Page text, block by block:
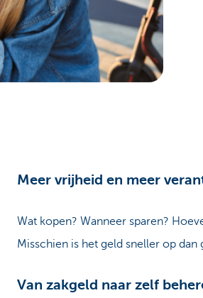
Meer vrijheid en meer
Wat kopen? Wanneer sparen?
Misschien is het geld sneller op
Van zakgeld naar zelf